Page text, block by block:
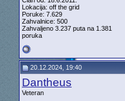
Lokacija: off the grid
Poruke: 7.629
Zahvalnice: 500
Zahvaljeno 3.237 puta na 1.381
poruka
20.12.2024, 19:40
Dantheus
Veteran